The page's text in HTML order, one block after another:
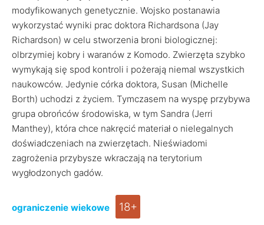
modyfikowanych genetycznie. Wojsko postanawia
wykorzystać wyniki prac doktora Richardsona (Jay
Richardson) w celu stworzenia broni biologicznej:
olbrzymiej kobry i waranów z Komodo. Zwierzęta szybko
wymykają się spod kontroli i pożerają niemal wszystkich
naukowców. Jedynie córka doktora, Susan (Michelle
Borth) uchodzi z życiem. Tymczasem na wyspę przybywa
grupa obrońców środowiska, w tym Sandra (Jerri
Manthey), która chce nakręcić materiał o nielegalnych
doświadczeniach na zwierzętach. Nieświadomi
zagrożenia przybysze wkraczają na terytorium
wygłodzonych gadów.
ograniczenie wiekowe 18+